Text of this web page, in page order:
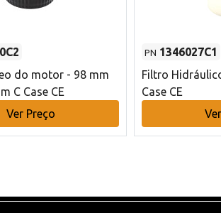
do motor - 98 mm
C Case CE
Ver Preço
PN 1346027C1
Filtro
Case CE